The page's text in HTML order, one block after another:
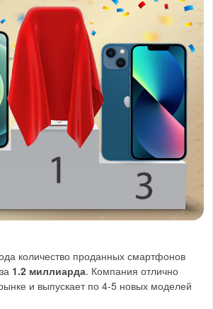
количество проданных смартфонов
1.2 миллиарда. Компания отлично
и выпускает по 4-5 новых моделей